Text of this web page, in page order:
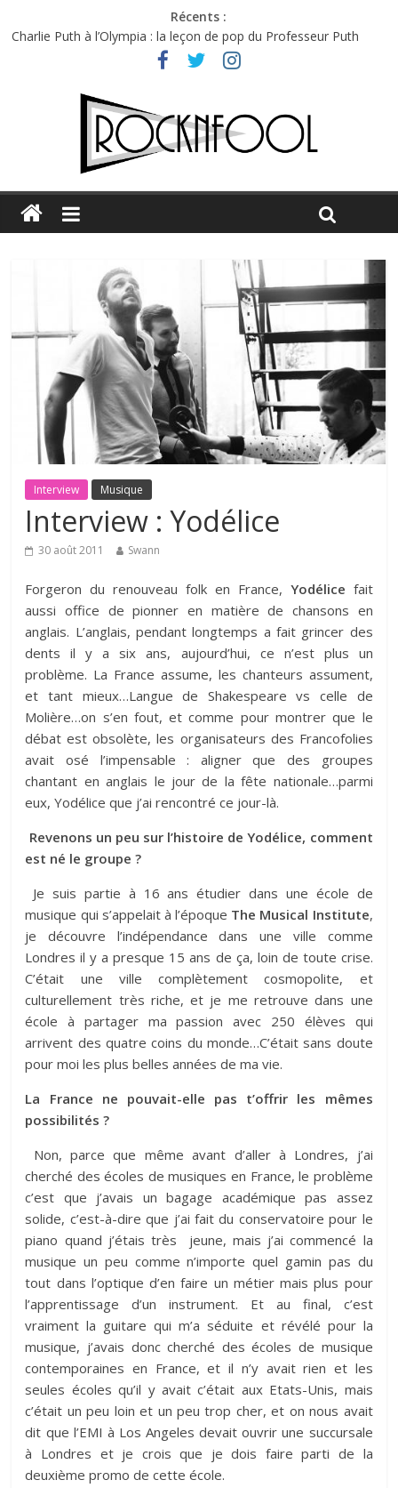
Récents :
Charlie Puth à l’Olympia : la leçon de pop du Professeur Puth
Festival Triptyque : un nouveau festival de musique indépendant
Hellfest 2026 vendredi : température et émotions en hausse
Hellfest 2026 jeudi : impossible de choisir entre chaleur et bonne
Première édition du Midgard Festival : entre bière, métal et
Interview Musique
Interview : Yodélice
30 août 2011 Swann
Forgeron du renouveau folk en France, Yodélice fait
aussi office de pionner en matière de chansons en
anglais. L’anglais, pendant longtemps a fait grincer des
dents il y a six ans, aujourd’hui, ce n’est plus un
problème. La France assume, les chanteurs assument,
et tant mieux…Langue de Shakespeare vs celle de
Molière…on s’en fout, et comme pour montrer que le
débat est obsolète, les organisateurs des Francofolies
avait osé l’impensable : aligner que des groupes
chantant en anglais le jour de la fête nationale…parmi
eux, Yodélice que j’ai rencontré ce jour-là.
Revenons un peu sur l’histoire de Yodélice, comment
est né le groupe ?
Je suis partie à 16 ans étudier dans une école de
musique qui s’appelait à l’époque The Musical Institute,
je découvre l’indépendance dans une ville comme
Londres il y a presque 15 ans de ça, loin de toute crise.
C’était une ville complètement cosmopolite, et
culturellement très riche, et je me retrouve dans une
école à partager ma passion avec 250 élèves qui
arrivent des quatre coins du monde…C’était sans doute
pour moi les plus belles années de ma vie.
La France ne pouvait-elle pas t’offrir les mêmes
possibilités ?
Non, parce que même avant d’aller à Londres, j’ai
cherché des écoles de musiques en France, le problème
c’est que j’avais un bagage académique pas assez
solide, c’est-à-dire que j’ai fait du conservatoire pour le
piano quand j’étais très jeune, mais j’ai commencé la
musique un peu comme n’importe quel gamin pas du
tout dans l’optique d’en faire un métier mais plus pour
l’apprentissage d’un instrument. Et au final, c’est
vraiment la guitare qui m’a séduite et révélé pour la
musique, j’avais donc cherché des écoles de musique
contemporaines en France, et il n’y avait rien et les
seules écoles qu’il y avait c’était aux Etats-Unis, mais
c’était un peu loin et un peu trop cher, et on nous avait
dit que l’EMI à Los Angeles devait ouvrir une succursale
à Londres et je crois que je dois faire parti de la
deuxième promo de cette école.